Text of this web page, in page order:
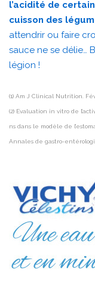
l’acidité de
cuisson des
attendrir ou faire
sauce ne se délie…
légion !
(1) Am J Clinical Nutrition.
(2) Evaluation in vitro de
ns dans le modèle de
Annales de gastro-